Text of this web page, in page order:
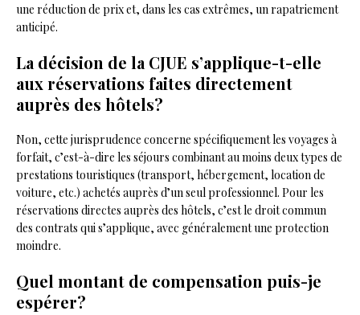
une réduction de prix et, dans les cas extrêmes, un rapatriement
anticipé.
La décision de la CJUE s’applique-t-elle
aux réservations faites directement
auprès des hôtels?
Non, cette jurisprudence concerne spécifiquement les voyages à
forfait, c’est-à-dire les séjours combinant au moins deux types de
prestations touristiques (transport, hébergement, location de
voiture, etc.) achetés auprès d’un seul professionnel. Pour les
réservations directes auprès des hôtels, c’est le droit commun
des contrats qui s’applique, avec généralement une protection
moindre.
Quel montant de compensation puis-je
espérer?